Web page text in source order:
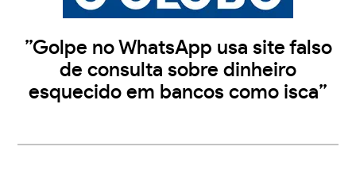
”Golpe no WhatsApp usa site falso
de consulta sobre dinheiro
esquecido em bancos como isca”